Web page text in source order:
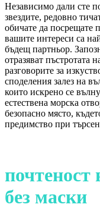
Независимо дали сте
звездите, редовно
обичате да посрещате
вашите интереси са
бъдещ партньор.
отразяват пъстротата
разговорите за
споделения залез на
които искрено се
естествена морска
безопасно място,
предимство при
почтеност
без маски